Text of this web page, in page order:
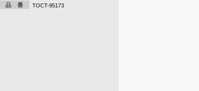
品 番 TOCT-95173